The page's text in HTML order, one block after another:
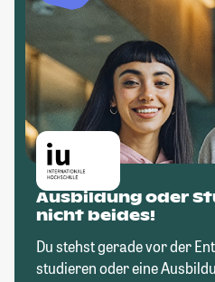
Ausbildung oder
nicht beides!
Du stehst gerade vor der
studieren oder eine